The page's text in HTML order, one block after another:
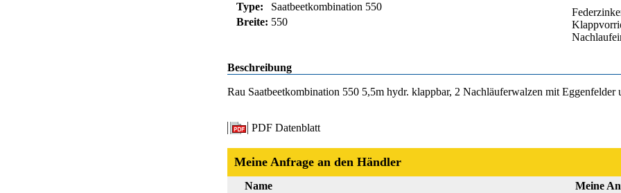
Type:
Saatbeetkombination 550
Breite: 550
Beschreibung
Rau Saatbeetkombination 550 5,5m hydr. klappbar, 2 Nachläuferwalzen mit Eggenfelder
PDF Datenblatt
Meine Anfrage an den Händler
Name Meine